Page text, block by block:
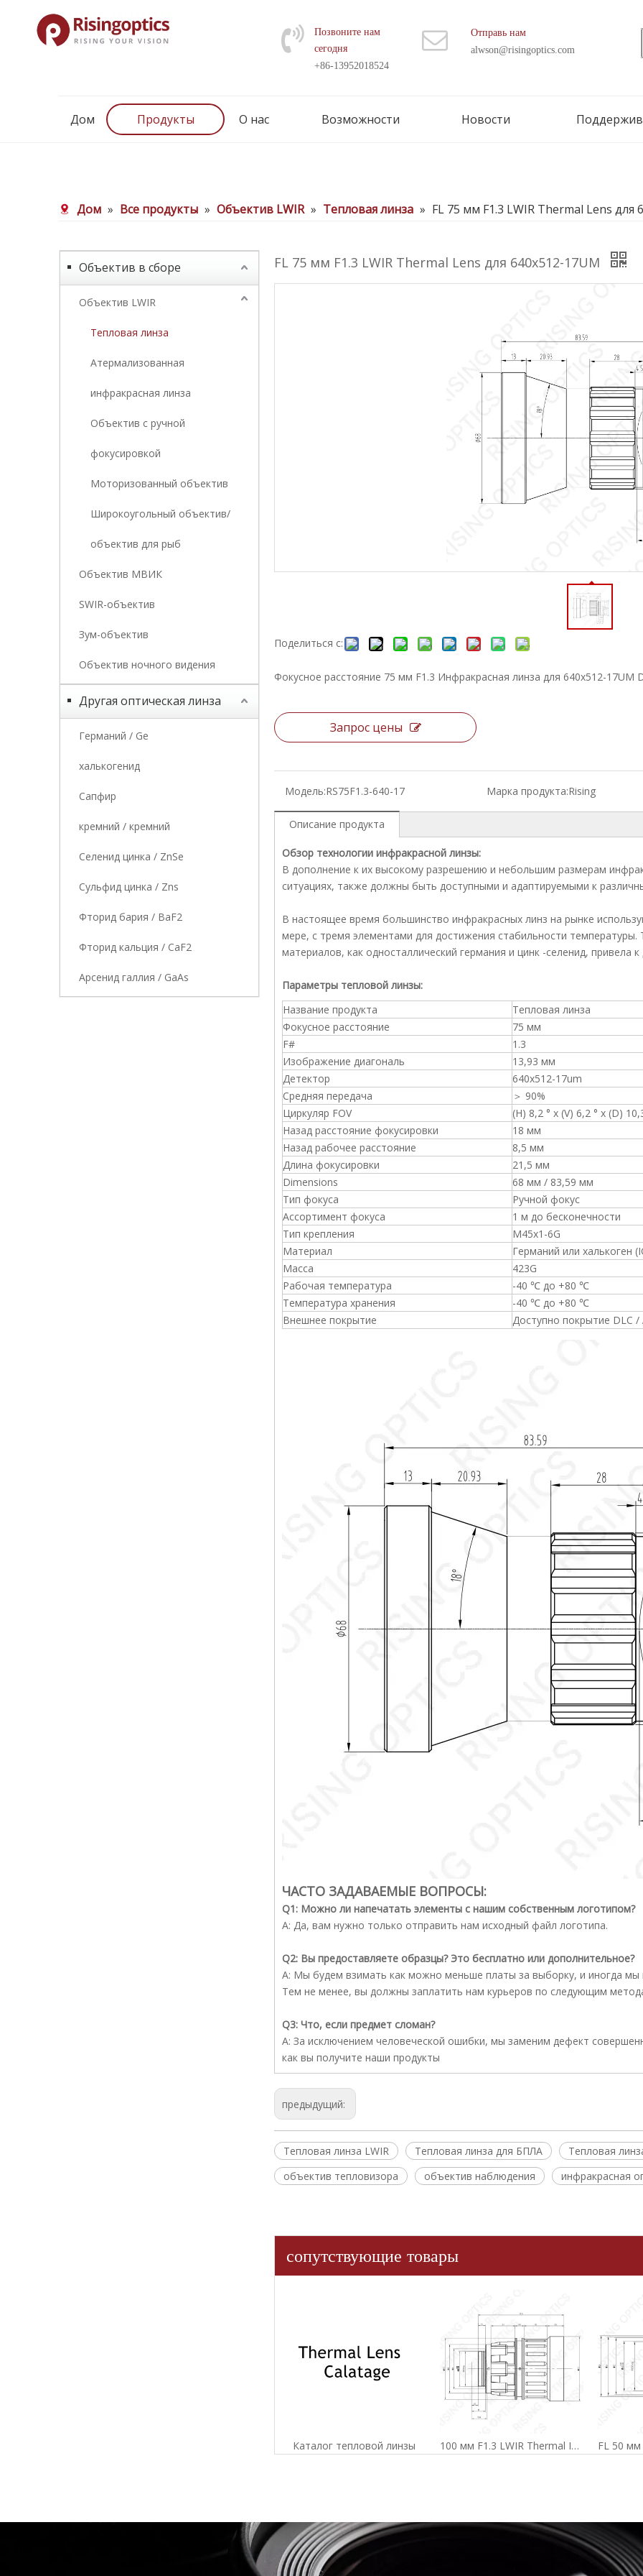
Позвоните нам
сегодня
+86-13952018524
Отправь нам
alwson@risingoptics.com
Дом Продукты О нас Возможности Новости
Дом » Все продукты » Объектив LWIR » Тепловая линза » FL 75 мм F1.3 LWIR Thermal Lens для
Объектив в сборе
Объектив LWIR
Тепловая линза
Атермализованная
инфракрасная линза
Объектив с ручной
фокусировкой
Моторизованный объектив
Широкоугольный объектив/
объектив для рыб
Объектив МВИК
SWIR-объектив
Зум-объектив
Объектив ночного видения
Другая оптическая линза
Германий / Ge
халькогенид
Сапфир
кремний / кремний
Селенид цинка / ZnSe
Сульфид цинка / Zns
Фторид бария / BaF2
Фторид кальция / CaF2
Арсенид галлия / GaAs
FL 75 мм F1.3 LWIR Thermal Lens для 640x512-17UM
Поделиться с:
Фокусное расстояние 75 мм F1.3 Инфракрасная линза для 640x512-17UM
Запрос цены
Модель:RS75F1.3-640-17 Марка продукта:Rising
Описание продукта
Обзор технологии инфракрасной линзы:
В дополнение к их высокому разрешению и небольшим размерам
ситуациях, также должны быть доступными и адаптируемыми к
В настоящее время большинство инфракрасных линз на рынке
мере, с тремя элементами для достижения стабильности температуры.
материалов, как односталлический германия и цинк -селенид, привела
Параметры тепловой линзы:
Название продукта
Тепловая линза
Фокусное расстояние
75 мм
F#
1.3
Изображение диагональ
13,93 мм
Детектор
640x512-17um
Средняя передача
＞ 90%
Циркуляр FOV
(H) 8,2 ° x (V) 6,2 ° x (D)
Назад расстояние фокусировки
18 мм
Назад рабочее расстояние
8,5 мм
Длина фокусировки
21,5 мм
Dimensions
68 мм / 83,59 мм
Тип фокуса
Ручной фокус
Ассортимент фокуса
1 м до бесконечности
Тип крепления
M45x1-6G
Материал
Германий или халькоген
Масса
423G
Рабочая температура
-40 ℃ до +80 ℃
Температура хранения
-40 ℃ до +80 ℃
Внешнее покрытие
Доступно покрытие DLC /
ЧАСТО ЗАДАВАЕМЫЕ ВОПРОСЫ:
Q1: Можно ли напечатать элементы с нашим собственным логотипом?
A: Да, вам нужно только отправить нам исходный файл логотипа.
Q2: Вы предоставляете образцы? Это бесплатно или дополнительное?
A: Мы будем взимать как можно меньше платы за выборку, и иногда
Тем не менее, вы должны заплатить нам курьеров по следующим
Q3: Что, если предмет сломан?
A: За исключением человеческой ошибки, мы заменим дефект
как вы получите наши продукты
предыдущий:
Тепловая линза LWIR Тепловая линза для БПЛА Тепловая
объектив тепловизора
объектив наблюдения инфракрасная
сопутствующие товары
Каталог тепловой линзы 100 мм F1.3 LWIR Thermal Imager Lens для 640x512-17UM